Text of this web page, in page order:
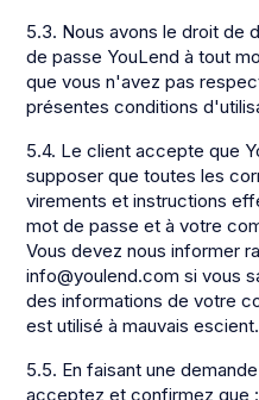
5.3. Nous avons le droit de
de passe YouLend à tout
que vous n'avez pas
présentes conditions
5.4. Le client accepte que
supposer que toutes les
virements et instructions
mot de passe et à votre
Vous devez nous informer
info@youlend.com si vous
des informations de votre
est utilisé à mauvais escient.
5.5. En faisant une
acceptez et confirmez que :